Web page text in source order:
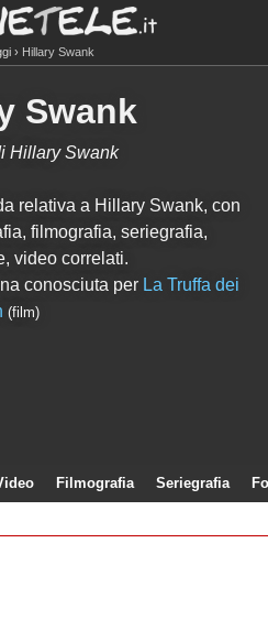
Hillary Swank
Swank
Hillary Swank
relativa a Hillary Swank, con
filmografia, seriegrafia,
video correlati.
conosciuta per La Truffa dei
(film)
Filmografia Seriegrafia